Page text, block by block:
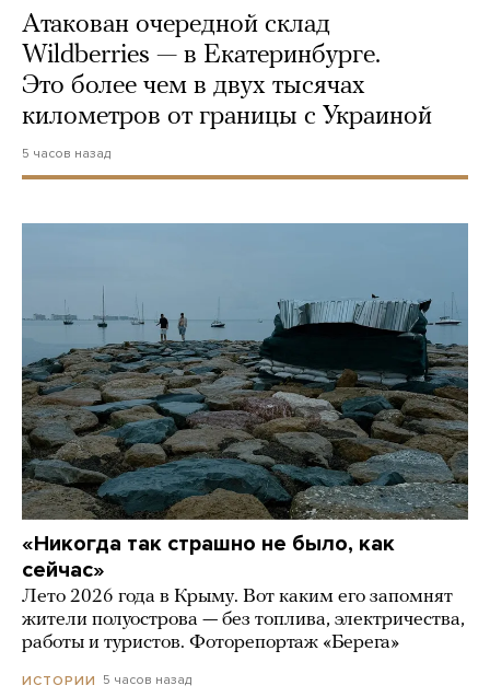
Атакован очередной склад
Wildberries — в Екатеринбурге.
Это более чем в двух тысячах
километров от границы с Украиной
5 часов назад
«Никогда так страшно не было, как
сейчас»
Лето 2026 года в Крыму. Вот каким его запомнят
жители полуострова — без топлива, электричества,
работы и туристов. Фоторепортаж «Берега»
ИСТОРИИ 5 часов назад